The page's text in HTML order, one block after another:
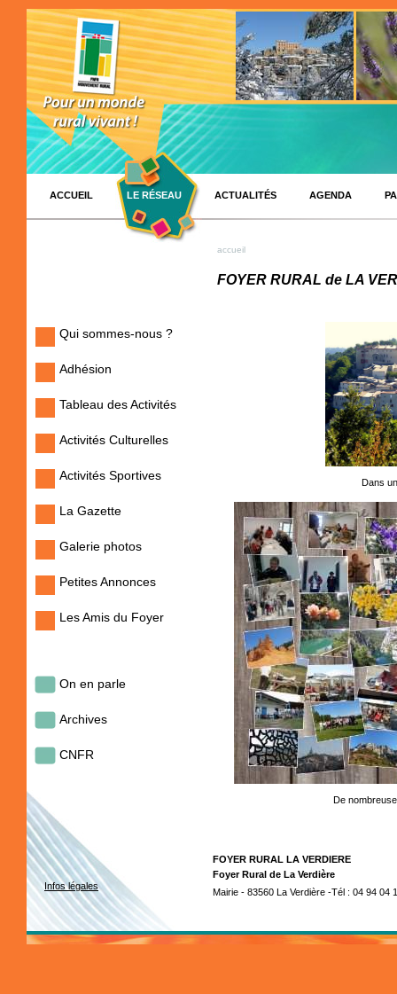
ACCUEIL LE RÉSEAU ACTUALITÉS AGENDA
Qui sommes-nous ?
Adhésion
Tableau des Activités
Activités Culturelles
Activités Sportives
La Gazette
Galerie photos
Petites Annonces
Les Amis du Foyer
On en parle
Archives
CNFR
accueil
FOYER RURAL de LA
Dans
De
Infos légales
FOYER RURAL LA VERDIERE
Foyer Rural de La Verdière
Mairie - 83560 La Verdière -Tél : 04 94 04